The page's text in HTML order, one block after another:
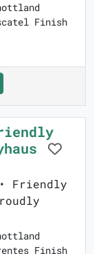
Finish
Friendly
Finish